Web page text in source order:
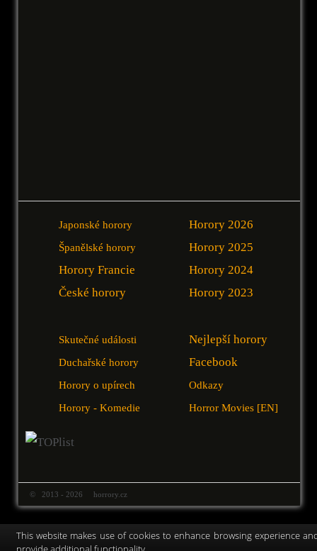
Japonské horory
Španělské horory
Horory Francie
České horory
Horory 2026
Horory 2025
Horory 2024
Horory 2023
Skutečné události
Duchařské horory
Horory o upírech
Horory - Komedie
Nejlepší horory
Facebook
Odkazy
Horror Movies [EN]
© 2013 - 2026 horrory.cz
This website makes use of cookies to enhance browsing experience